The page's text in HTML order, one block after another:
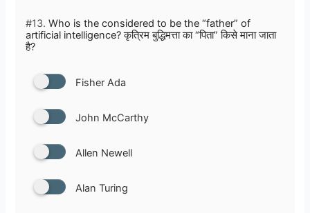
#13. Who is the considered to be the “father” of
artificial intelligence? कृत्रिम बुद्धिमत्ता का “पिता” किसे माना जाता
है?
Fisher Ada
John McCarthy
Allen Newell
Alan Turing